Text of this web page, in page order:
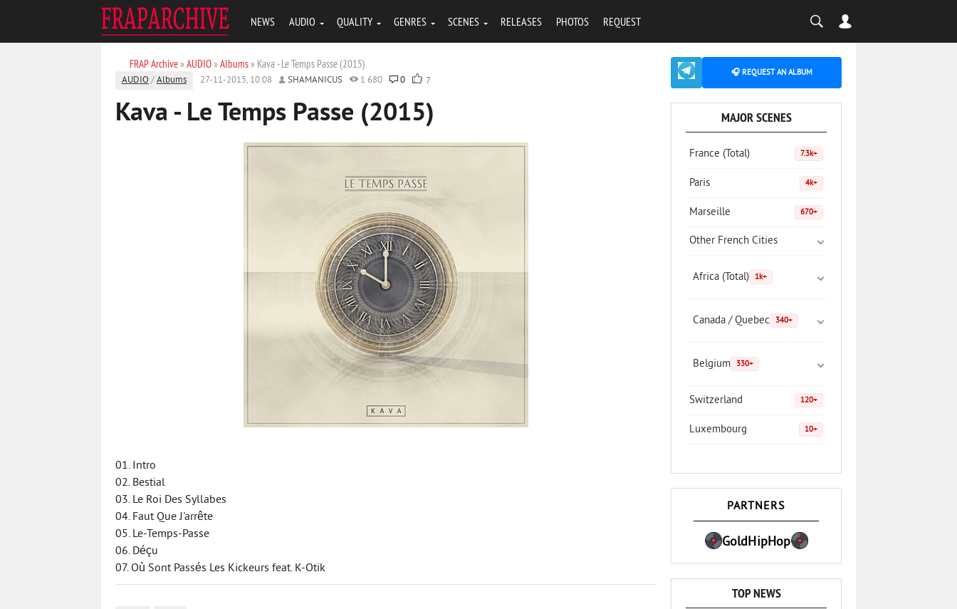
NEWS AUDIO QUALITY GENRES SCENES RELEASES PHOTOS REQUEST
FRAP Archive» AUDIO» Albums» Kava - Le Temps Passe (2015)
AUDIO /Albums 27-11-2015, 10:08 SHAMANICUS 1 680 0 7
Kava - Le Temps Passe (2015)
01. Intro
02. Bestial
03. Le Roi Des Syllabes
04. Faut Que J'arrête
05. Le-Temps-Passe
06. Déçu
07. Où Sont Passés Les Kickeurs feat. K-Otik
🎧 REQUEST AN ALBUM
MAJOR SCENES
France (Total) 7.3k+
Paris 4k+
Marseille 670+
Other French Cities
Africa (Total) 1k+
Canada / Quebec 340+
Belgium 330+
Switzerland 120+
Luxembourg 10+
PARTNERS
GoldHipHop
TOP NEWS